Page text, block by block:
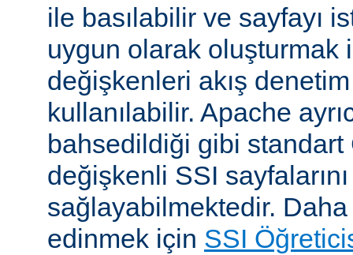
ile basılabilir ve sayfayı
uygun olarak oluşturmak
değişkenleri akış
kullanılabilir. Apache
bahsedildiği gibi standart
değişkenli SSI
sağlayabilmektedir. Daha
edinmek için SSI